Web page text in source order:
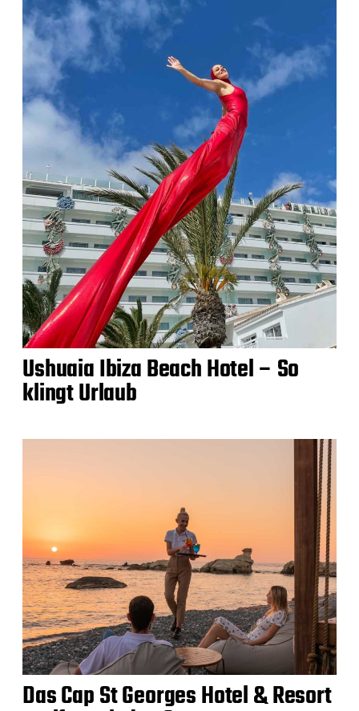
Ushuaia Ibiza Beach Hotel – So
klingt Urlaub
Das Cap St Georges Hotel & Resort